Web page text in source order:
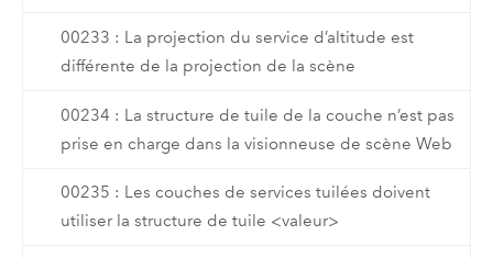
00233 : La projection du service d’altitude est
différente de la projection de la scène
00234 : La structure de tuile de la couche n’est pas
prise en charge dans la visionneuse de scène Web
00235 : Les couches de services tuilées doivent
utiliser la structure de tuile <valeur>